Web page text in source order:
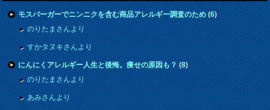
モスバーガーでニンニクを含む商品アレルギー調査のため(6)
のりたまさんより
すかタヌキさんより
にんにくアレルギー人生と後悔。痩せの原因も？(8)
のりたまさんより
あみさんより